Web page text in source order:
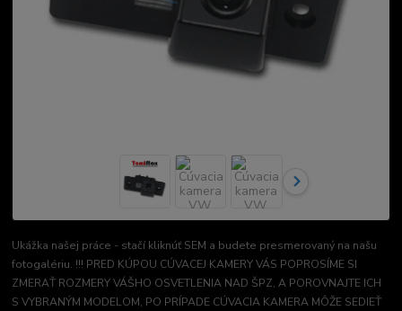
Ukážka našej práce - stačí kliknúť SEM a budete presmerovaný na našu
fotogalériu. !!! PRED KÚPOU CÚVACEJ KAMERY VÁS POPROSÍME SI
ZMERAŤ ROZMERY VÁŠHO OSVETLENIA NAD ŠPZ, A POROVNAJTE ICH
S VYBRANÝM MODELOM, PO PRÍPADE CÚVACIA KAMERA MÔŽE SEDIEŤ